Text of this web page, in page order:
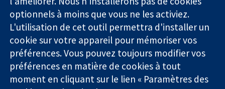
santé.
Offres
d'emploi
Library
La Collaboration Cochrane est une association caritative (n°
optionnels à moins que vous ne les activiez.
L'utilisation de cet outil permettra d'installer un
cookie sur votre appareil pour mémoriser vos
préférences. Vous pouvez toujours modifier vos
préférences en matière de cookies à tout
moment en cliquant sur le lien « Paramètres des